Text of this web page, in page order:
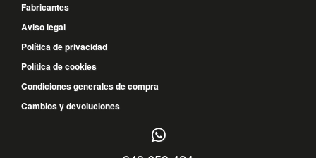
Fabricantes
Aviso legal
Política de privacidad
Política de cookies
Condiciones generales de compra
Cambios y devoluciones